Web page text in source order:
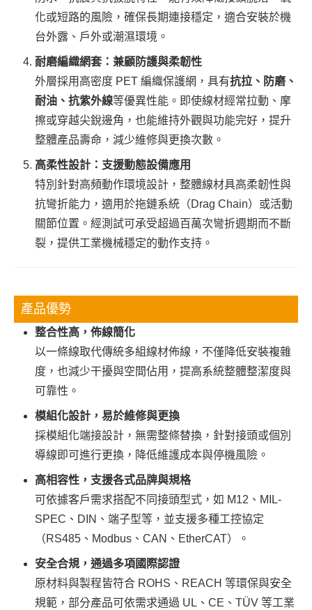
化或短路的風險，確保長期連接穩定，適合安裝於機
台外露、戶外或潮濕環境。
耐磨編織網套：兼顧防護與柔韌性
外層採用高密度 PET 編織保護網，具有抗拉、防磨、
耐油、抗紫外線等優異性能。即使線材經常拉動、摩
擦或穿越尖銳邊角，也能維持外觀與功能完好，提升
整體產品壽命，減少維修與更換次數。
高柔性設計：支援動態設備應用
特別針對高頻動作環境設計，整體線材具高柔韌性與
抗彎折能力，適用於拖鏈系統（Drag Chain）或活動
關節位置。經測試可承受超過百萬次彎折週期而不斷
裂，提供工業機械穩定的動作支持。
產品優勢
整合性高，佈線簡化
以一條線取代傳統多組線材佈線，不僅降低安裝複雜
度，也減少干擾與空間佔用，提高系統整體整潔度與
可靠性。
模組化設計，易於維修與更換
採模組化端接設計，無需整條替換，針對接頭或個別
導線即可進行更換，降低維護成本與停機風險。
高相容性，支援各式品牌與規格
可依據客戶需求搭配不同接頭型式，如 M12、MIL-
SPEC、DIN、端子型等，並支援多種工控協定
（RS485、Modbus、CAN、EtherCAT）。
安全合規，通過多項國際認證
原材料與製程皆符合 ROHS、REACH 等環保與安全
規範，部分產品可依需求通過 UL、CE、TÜV 等工業